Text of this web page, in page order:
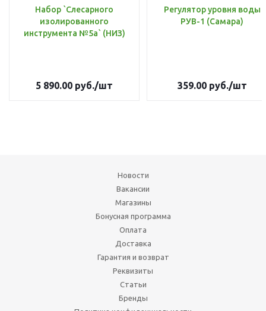
Набор `Слесарного
изолированного
инструмента №5а` (НИЗ)
5 890.00 руб./шт
Регулятор уровня воды
РУВ-1 (Самара)
359.00руб./шт
Новости
Вакансии
Магазины
Бонусная программа
Оплата
Доставка
Гарантия и возврат
Реквизиты
Статьи
Бренды